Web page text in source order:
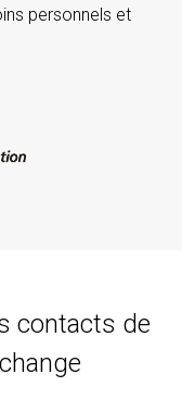
personnels et
contacts de